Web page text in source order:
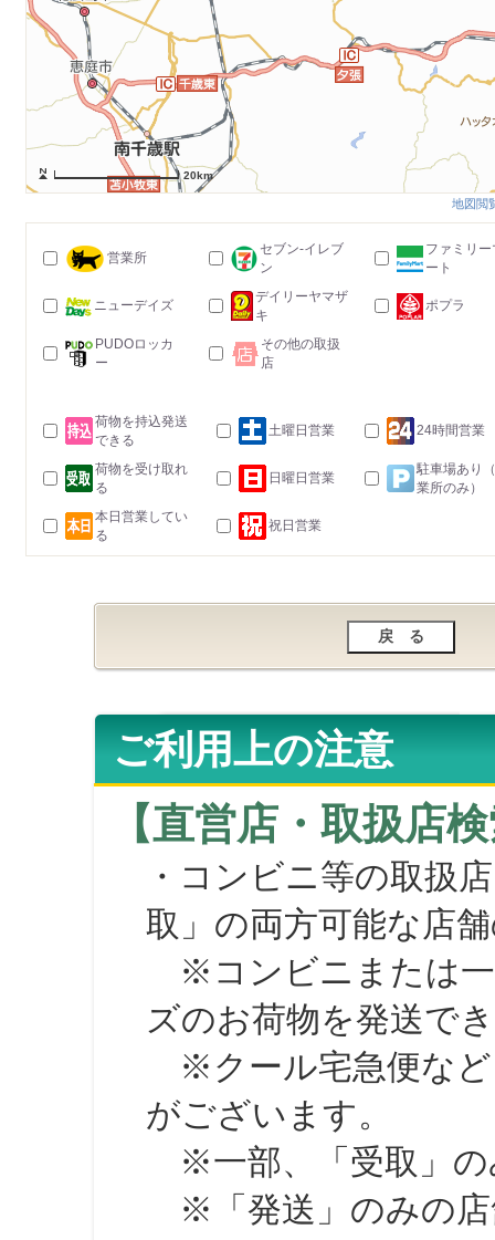
20km
地図閲
営業所
セブン-イレブ
ン
ファミリー
ート
ニューデイズ
デイリーヤマザ
キ
ポプラ
PUDOロッカ
ー
その他の取扱
店
荷物を持込発送
できる
土曜日営業 24時間営業
荷物を受け取れ
る
日曜日営業
駐車場あり
業所のみ）
本日営業してい
る
祝日営業
ご利用上の注意
【直営店・取扱店
・コンビニ等の取扱
取」の両方可能な店
※コンビニまたは一
ズのお荷物を発送で
※クール宅急便など
がございます。
※一部、「受取」の
※「発送」のみの店